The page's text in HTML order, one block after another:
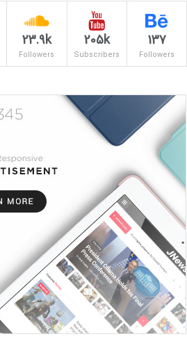
137
Followers
205k
Subscribers
23.9k
Followers